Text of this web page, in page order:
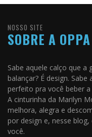
NOSSO SITE
SOBRE A OPPA
Sabe aquele calço que a
balançar? É design.
perfeito pra você beber
A cinturinha da Marilyn
melhora, alegra e
por design e, nesse
você.